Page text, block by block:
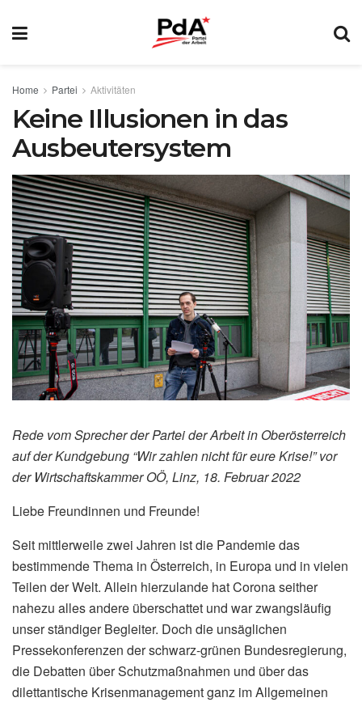
Home Partei Aktivitäten
Keine Illusionen in das
Ausbeutersystem
Rede vom Sprecher der Partei der Arbeit in Oberösterreich
auf der Kundgebung “Wir zahlen nicht für eure Krise!” vor
der Wirtschaftskammer OÖ, Linz, 18. Februar 2022
Liebe Freundinnen und Freunde!
Seit mittlerweile zwei Jahren ist die Pandemie das
bestimmende Thema in Österreich, in Europa und in vielen
Teilen der Welt. Allein hierzulande hat Corona seither
nahezu alles andere überschattet und war zwangsläufig
unser ständiger Begleiter. Doch die unsäglichen
Pressekonferenzen der schwarz-grünen Bundesregierung,
die Debatten über Schutzmaßnahmen und über das
dilettantische Krisenmanagement ganz im Allgemeinen